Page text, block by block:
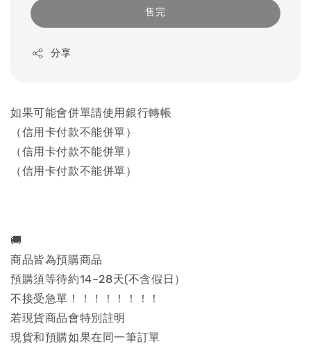
售完
分享
如果可能會併單請使用銀行轉帳
（信用卡付款不能併單）
（信用卡付款不能併單）
（信用卡付款不能併單）
🚚
商品皆為預購商品
預購須等待約14~28天(不含假日）
不接受急單！！！！！！！！
若現貨商品會特別註明
現貨和預購如果在同一筆訂單